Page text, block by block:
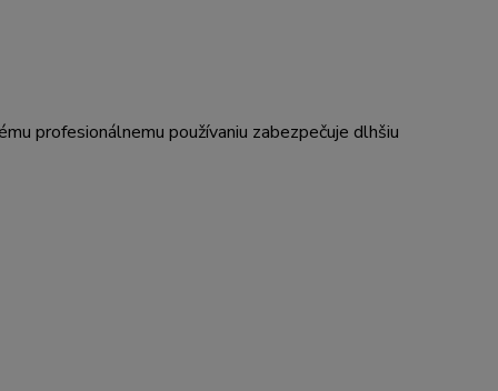
profesionálnemu používaniu zabezpečuje dlhšiu